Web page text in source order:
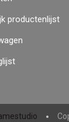
productenlijst